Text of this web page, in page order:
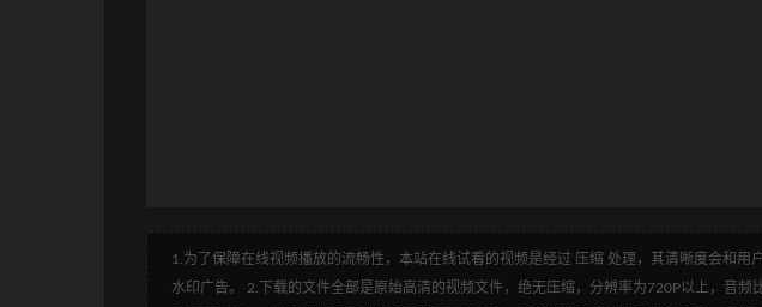
1.为了保障在线视频播放的流畅性，本站在线试看的视频是经过 压缩 处理，其清晰度会和用
水印广告。 2.下载的文件全部是原始高清的视频文件，绝无压缩，分辨率为720P以上，音频